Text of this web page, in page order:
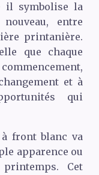
il symbolise la
entre
printanière.
que chaque
et à
qui
à front blanc va
apparence ou
Cet